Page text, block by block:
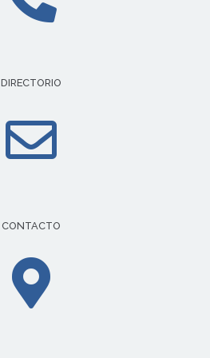
DIRECTORIO
CONTACTO